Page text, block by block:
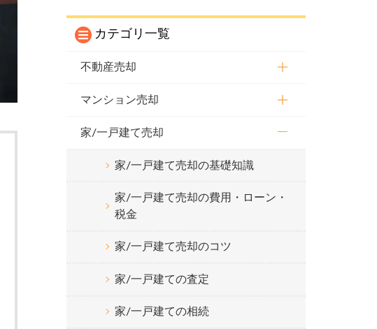
カテゴリ一覧
不動産売却
マンション売却
家/一戸建て売却
家/一戸建て売却の基礎知識
家/一戸建て売却の費用・ローン・
税金
家/一戸建て売却のコツ
家/一戸建ての査定
家/一戸建ての相続